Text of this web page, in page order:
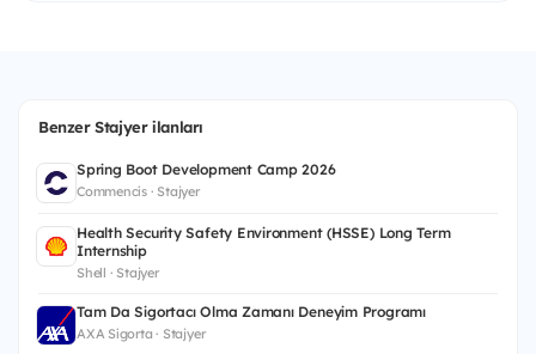
Benzer Stajyer ilanları
Spring Boot Development Camp 2026
Commencis · Stajyer
Health Security Safety Environment (HSSE) Long Term
Internship
Shell · Stajyer
Tam Da Sigortacı Olma Zamanı Deneyim Programı
AXA Sigorta · Stajyer